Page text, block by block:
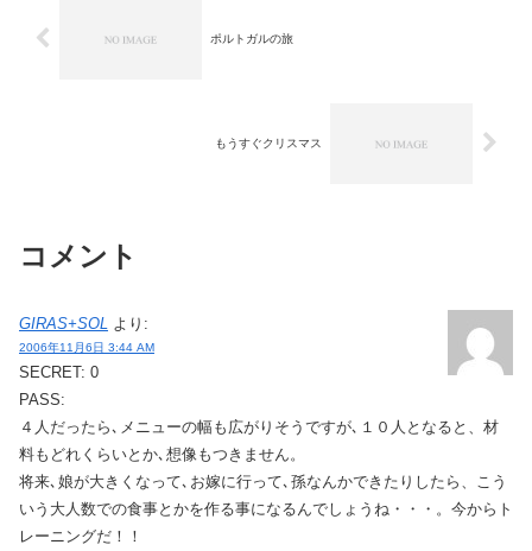
ポルトガルの旅
もうすぐクリスマス
コメント
GIRAS+SOL より:
2006年11月6日 3:44 AM
SECRET: 0
PASS:
４人だったら､メニューの幅も広がりそうですが､１０人となると、材
料もどれくらいとか､想像もつきません。
将来､娘が大きくなって､お嫁に行って､孫なんかできたりしたら、こう
いう大人数での食事とかを作る事になるんでしょうね・・・。今からト
レーニングだ！！